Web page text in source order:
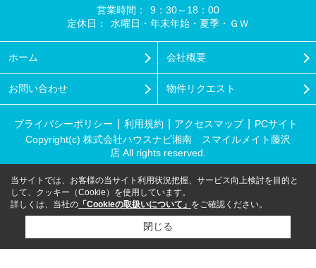
営業時間：
9：30～18：00
定休日：
水曜日・年末年始・夏季・ＧＷ
ホーム 会社概要
お問い合わせ 物件リクエスト
プライバシーポリシー 利用規約 アクセスマップ
PCサイト
Copyright(c) 株式会社ハウスナビ湘南 スマイルメイト藤沢
店 All rights reserved.
当サイトでは、お客様の当サイト利用状況把握、サービス向上検討を目的と
して、クッキー（Cookie）を使用しています。
詳しくは、当社の 「Cookieの取扱いについて」 をご確認ください。
閉じる